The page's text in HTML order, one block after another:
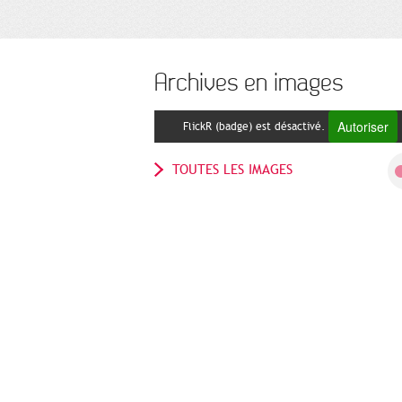
Archives en images
FlickR (badge) est désactivé. Autoriser
TOUTES LES IMAGES